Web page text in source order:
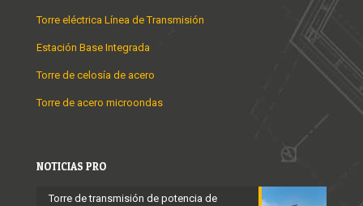
Torre eléctrica Línea de Transmisión
Estación Base Integrada
Torre de celosía de acero
Torre de acero microondas
NOTICIAS PRO
Torre de transmisión de potencia de